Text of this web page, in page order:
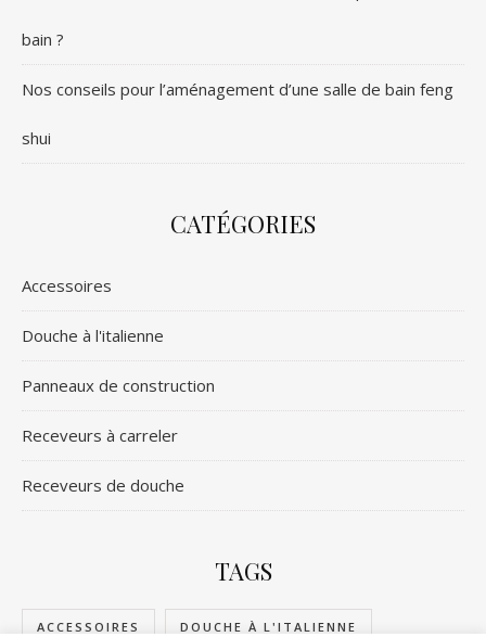
bain ?
Nos conseils pour l’aménagement d’une salle de bain feng
shui
CATÉGORIES
Accessoires
Douche à l'italienne
Panneaux de construction
Receveurs à carreler
Receveurs de douche
TAGS
ACCESSOIRES DOUCHE À L'ITALIENNE